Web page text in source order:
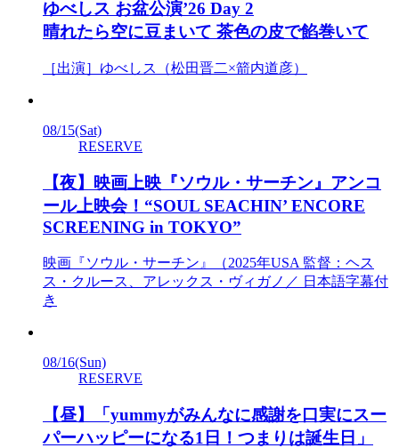
ゆべしス お盆公演’26 Day 2
晴れたら空に豆まいて 茶色の皮で餡巻いて
［出演］ゆべしス（松田晋二×箭内道彦）
08/15(Sat)
RESERVE
【夜】映画上映『ソウル・サーチン』アンコ
ール上映会！“SOUL SEACHIN’ ENCORE
SCREENING in TOKYO”
映画『ソウル・サーチン』（2025年USA 監督：ヘス
ス・クルース、アレックス・ヴィガノ／ 日本語字幕付
き
08/16(Sun)
RESERVE
【昼】「yummyがみんなに感謝を口実にスー
パーハッピーになる1日！つまりは誕生日」